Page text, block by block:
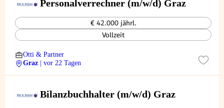
Personalverrechner (m/w/d) Graz
€ 42.000 jährl.
Vollzeit
Otti & Partner
Graz
| vor 22 Tagen
Bilanzbuchhalter (m/w/d) Graz